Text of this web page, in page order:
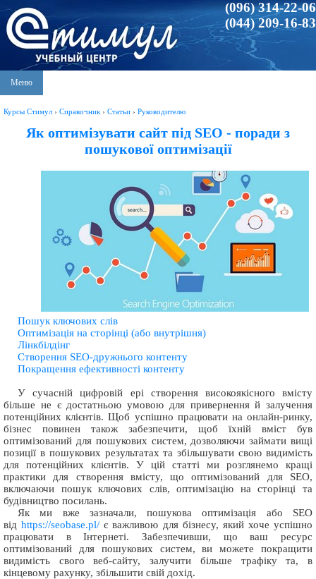
(096) 314-22-06
(044) 209-16-83
Меню
Курсы Стимул › Справочник › Статьи › Руководителю
Як оптимізувати сайт під SEO - поради з
пошукової оптимізації
Пошук ключових слів
Оптимізація на сторінці (або внутрішня)
Лінкбілдінг
Створення SEO-дружнього контенту
Покращення ефективності контенту
У сучасній цифровій ері створення високоякісного вмісту
більше не є достатньою умовою для привернення й залучення
потенційних клієнтів. Щоб успішно працювати на онлайн-ринку,
бізнес повинен також забезпечити, щоб їхній вміст був
оптимізований для пошукових систем, дозволяючи займати вищі
позиції в пошукових результатах та збільшувати свою видимість
для потенційних клієнтів. У цій статті ми розглянемо кращі
практики для створення вмісту, що оптимізований для SEO,
включаючи пошук ключових слів, оптимізацію на сторінці та
будівництво посилань.
Як ми вже зазначали, пошукова оптимізація або SEO
відhttps://seobase.pl/ є важливою для бізнесу, який хоче успішно
працювати в Інтернеті. Забезпечивши, що ваш ресурс
оптимізований для пошукових систем, ви можете покращити
видимість свого веб-сайту, залучити більше трафіку та, в
кінцевому рахунку, збільшити свій дохід.